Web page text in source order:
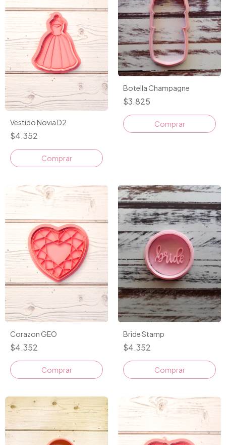
Vestido Novia D2
$4.352
Comprar
Botella Champagne
$3.825
Corazon GEO
$4.352
Comprar
Bride Stamp
$4.352
Comprar